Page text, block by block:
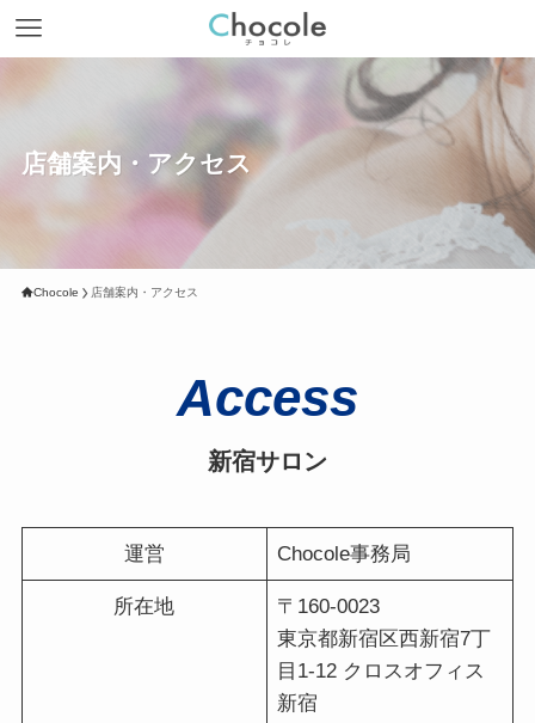
店舗案内・アクセス
Chocole 店舗案内・アクセス
Access
新宿サロン
運営 Chocole事務局
所在地
〒160-0023
東京都新宿区西新宿7丁
目1-12 クロスオフィス
新宿